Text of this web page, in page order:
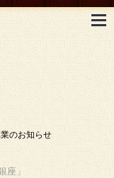
のお知らせ
座」